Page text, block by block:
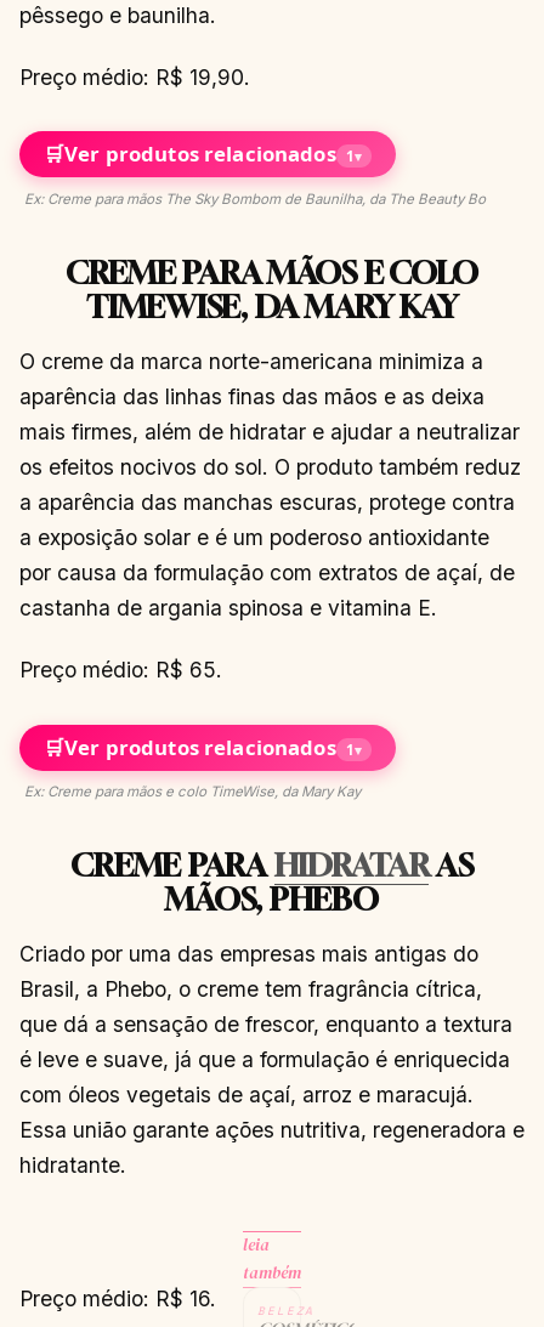
pêssego e baunilha.
Preço médio: R$ 19,90.
🛒Ver produtos relacionados 1▾
Ex: Creme para mãos The Sky Bombom de Baunilha, da The Beauty Bo
CREME PARA MÃOS E COLO
TIMEWISE, DA MARY KAY
O creme da marca norte-americana minimiza a
aparência das linhas finas das mãos e as deixa
mais firmes, além de hidratar e ajudar a neutralizar
os efeitos nocivos do sol. O produto também reduz
a aparência das manchas escuras, protege contra
a exposição solar e é um poderoso antioxidante
por causa da formulação com extratos de açaí, de
castanha de argania spinosa e vitamina E.
Preço médio: R$ 65.
🛒Ver produtos relacionados 1▾
Ex: Creme para mãos e colo TimeWise, da Mary Kay
CREME PARAHIDRATARAS
MÃOS, PHEBO
Criado por uma das empresas mais antigas do
Brasil, a Phebo, o creme tem fragrância cítrica,
que dá a sensação de frescor, enquanto a textura
é leve e suave, já que a formulação é enriquecida
com óleos vegetais de açaí, arroz e maracujá.
Essa união garante ações nutritiva, regeneradora e
hidratante.
leia
também
BELEZA
Preço médio: R$ 16.